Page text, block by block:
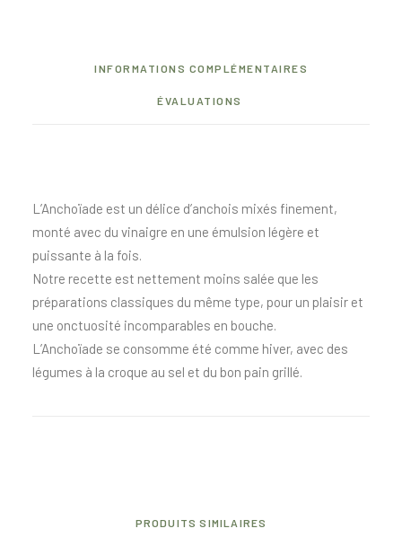
INFORMATIONS COMPLÉMENTAIRES
ÉVALUATIONS
L’Anchoïade est un délice d’anchois mixés finement,
monté avec du vinaigre en une émulsion légère et
puissante à la fois.
Notre recette est nettement moins salée que les
préparations classiques du même type, pour un plaisir et
une onctuosité incomparables en bouche.
L’Anchoïade se consomme été comme hiver, avec des
légumes à la croque au sel et du bon pain grillé.
PRODUITS SIMILAIRES